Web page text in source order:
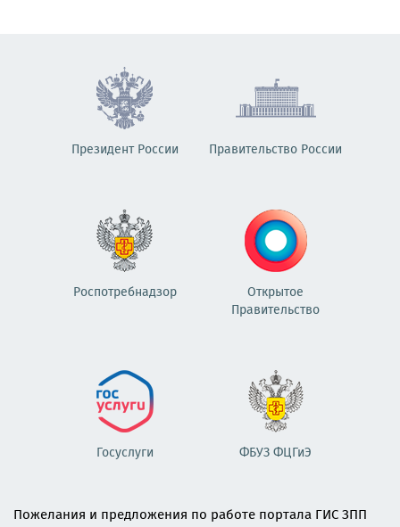
Президент России Правительство России
Роспотребнадзор
Открытое
Правительство
Госуслуги ФБУЗ ФЦГиЭ
Пожелания и предложения по работе портала ГИС ЗПП